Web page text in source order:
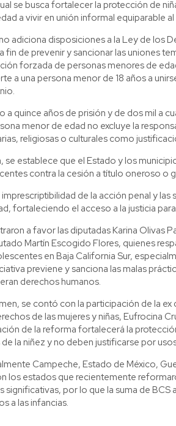
se busca fortalecer la protección de
a vivir en unión informal equiparable
adiciona disposiciones a la Ley de los
fin de prevenir y sancionar las uniones
forzada de personas menores de
a una persona menor de 18 años a
a quince años de prisión y de dos mil a
menor de edad no excluye la
religiosas o culturales como
se establece que el Estado y los
contra la cesión a título oneroso o
de la acción penal y
fortaleciendo el acceso a la justicia
a favor las diputadas Karina Olivas
Martín Escogido Flores, quienes
en Baja California Sur,
previene y sanciona las malas
derechos humanos.
se contó con la participación de la
de las mujeres y niñas, Eufrocina
de la reforma fortalecerá la
la niñez y no deben justificarse por
Campeche, Estado de México,
los estados que recientemente
por lo que la suma de BCS
a las infancias.